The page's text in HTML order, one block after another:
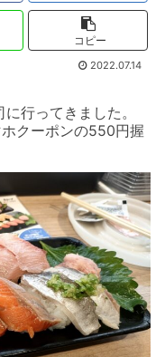
コピー
2022.07.14
行ってきました。
クーポンの550円握